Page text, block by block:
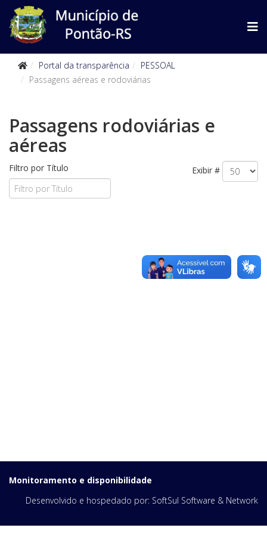
Portal da transparência
PESSOAL
Passagens aéreas e rodoviárias
Passagens rodoviárias e
aéreas
Filtro por Título Exibir #
Monitoramento e disponibilidade
Desenvolvido e hospedado por: SoftSul Software & Network